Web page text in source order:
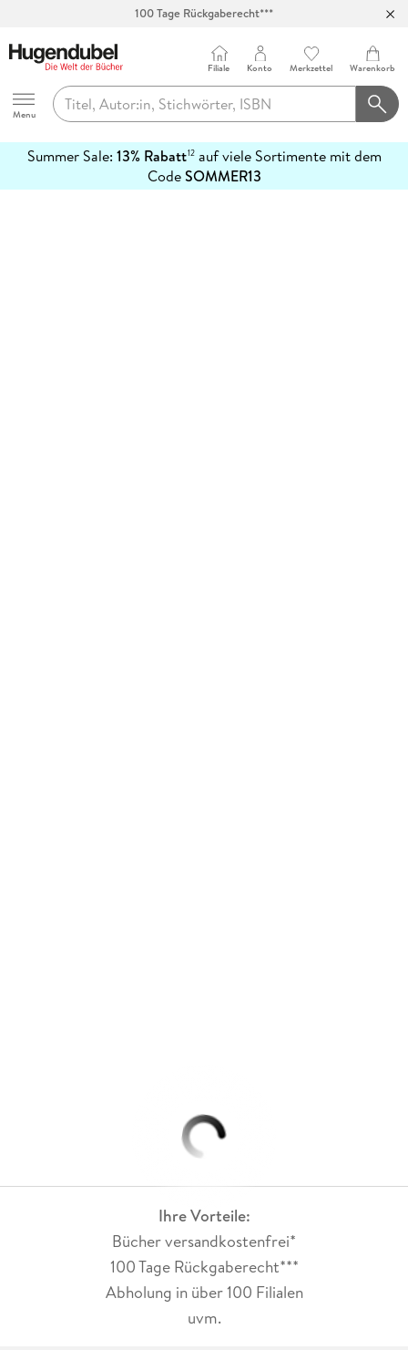
100 Tage Rückgaberecht***
Hugendubel
Menu
Filiale Konto Merkzettel Warenkorb
Summer Sale: 13% Rabatt12auf viele Sortimente mit dem
CodeSOMMER13
erfahren
Ihre Vorteile:
Bücher versandkostenfrei*
100 Tage Rückgaberecht***
Abholung in über 100 Filialen
uvm.